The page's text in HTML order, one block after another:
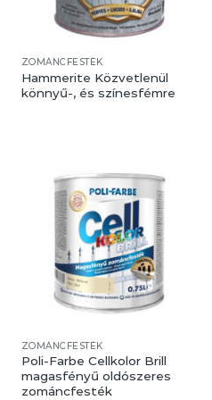
ZOMÁNCFESTÉK
Hammerite Közvetlenül
könnyű-, és színesfémre
ZOMÁNCFESTÉK
Poli-Farbe Cellkolor Brill
magasfényű oldószeres
zománcfesték